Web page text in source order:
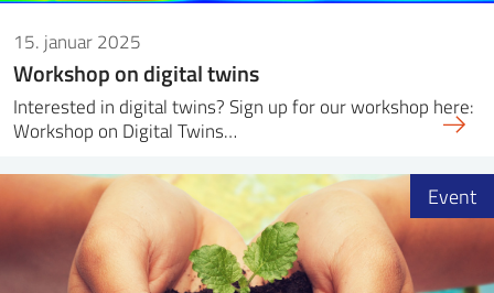
15. januar 2025
Workshop on digital twins
Interested in digital twins? Sign up for our workshop here:
Workshop on Digital Twins…
Event